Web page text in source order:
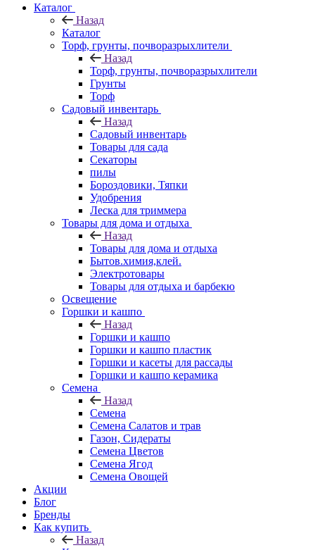
Каталог
Назад
Каталог
Торф, грунты, почворазрыхлители
Назад
Торф, грунты, почворазрыхлители
Грунты
Торф
Садовый инвентарь
Назад
Садовый инвентарь
Товары для сада
Секаторы
пилы
Бороздовики, Тяпки
Удобрения
Леска для триммера
Товары для дома и отдыха
Назад
Товары для дома и отдыха
Бытов.химия,клей.
Электротовары
Товары для отдыха и барбекю
Освещение
Горшки и кашпо
Назад
Горшки и кашпо
Горшки и кашпо пластик
Горшки и касеты для рассады
Горшки и кашпо керамика
Семена
Назад
Семена
Семена Салатов и трав
Газон, Сидераты
Семена Цветов
Семена Ягод
Семена Овощей
Акции
Блог
Бренды
Как купить
Назад